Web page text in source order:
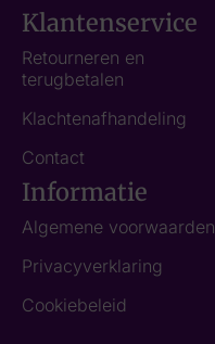
Klantenservice
Retourneren en
terugbetalen
Klachtenafhandeling
Contact
Informatie
Algemene voorwaarden
Privacyverklaring
Cookiebeleid